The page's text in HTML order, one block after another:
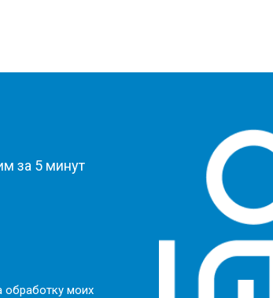
за 5 минут
обработку моих